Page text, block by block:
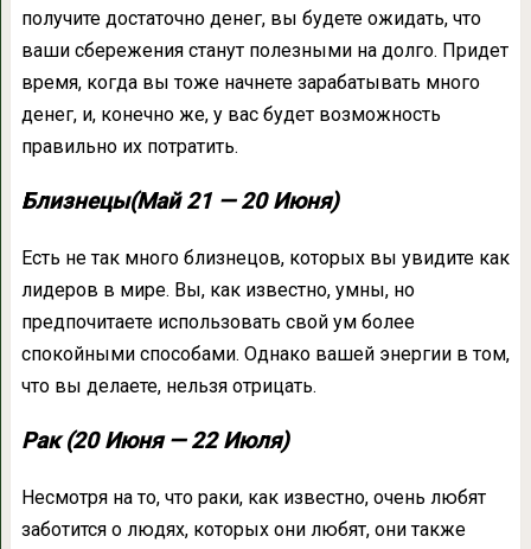
получите достаточно денег, вы будете ожидать, что
ваши сбережения станут полезными на долго. Придет
время, когда вы тоже начнете зарабатывать много
денег, и, конечно же, у вас будет возможность
правильно их потратить.
Близнецы(Май 21 — 20 Июня)
Есть не так много близнецов, которых вы увидите как
лидеров в мире. Вы, как известно, умны, но
предпочитаете использовать свой ум более
спокойными способами. Однако вашей энергии в том,
что вы делаете, нельзя отрицать.
Рак (20 Июня — 22 Июля)
Несмотря на то, что раки, как известно, очень любят
заботится о людях, которых они любят, они также